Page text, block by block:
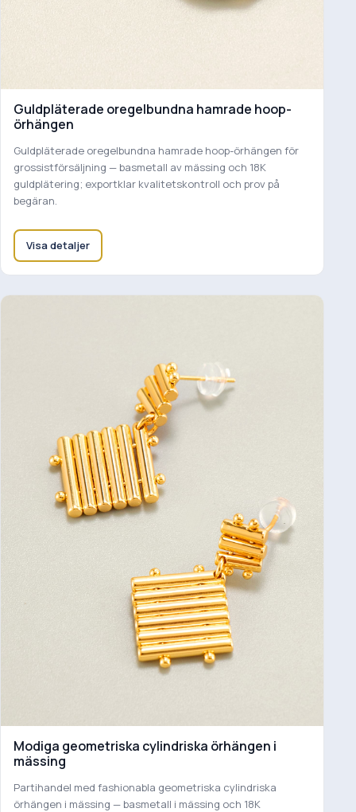
Guldpläterade oregelbundna hamrade hoop-
örhängen
Guldpläterade oregelbundna hamrade hoop-örhängen för
grossistförsäljning — basmetall av mässing och 18K
guldplätering; exportklar kvalitetskontroll och prov på
begäran.
Visa detaljer
Modiga geometriska cylindriska örhängen i
mässing
Partihandel med fashionabla geometriska cylindriska
örhängen i mässing — basmetall i mässing och 18K